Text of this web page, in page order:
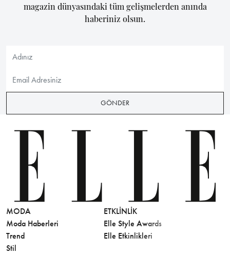
magazin dünyasındaki tüm gelişmelerden anında
haberiniz olsun.
GÖNDER
MODA
Moda Haberleri
Trend
Stil
ETKLINLIK
Elle Style Awards
Elle Etkinlikleri